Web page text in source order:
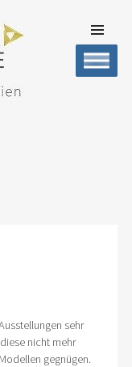
CONTENT
sehr
nicht mehr
gegnügen.